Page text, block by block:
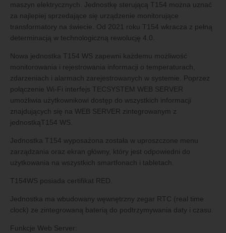
maszyn elektrycznych. Jednostkę sterującą T154 można uznać
za najlepiej sprzedające się urządzenie monitorujące
transformatory na świecie. Od 2021 roku T154 wkracza z pełną
determinacją w technologiczną rewolucję 4.0.
Nowa jednostka T154 WS zapewni każdemu możliwość
monitorowania i rejestrowania informacji o temperaturach,
zdarzeniach i alarmach zarejestrowanych w systemie. Poprzez
połączenie Wi-Fi interfejs TECSYSTEM WEB SERVER
umożliwia użytkownikowi dostęp do wszystkich informacji
znajdujących się na WEB SERVER zintegrowanym z
jednostkąT154 WS.
Jednostka T154 wyposażona została w uproszczone menu
zarządzania oraz ekran główny, który jest odpowiedni do
użytkowania na wszystkich smartfonach i tabletach.
T154WS posiada certifikat RED.
Jednostka ma wbudowany węwnętrzny zegar RTC (real time
clock) ze zintegrowaną baterią do podtrzymywania daty i czasu.
Funkcje Web Server: